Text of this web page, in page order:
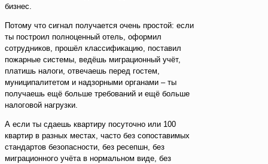
бизнес.
Потому что сигнал получается очень простой: если
ты построил полноценный отель, оформил
сотрудников, прошёл классификацию, поставил
пожарные системы, ведёшь миграционный учёт,
платишь налоги, отвечаешь перед гостем,
муниципалитетом и надзорными органами – ты
получаешь ещё больше требований и ещё больше
налоговой нагрузки.
А если ты сдаешь квартиру посуточно или 100
квартир в разных местах, часто без сопоставимых
стандартов безопасности, без ресепшн, без
миграционного учёта в нормальном виде, без